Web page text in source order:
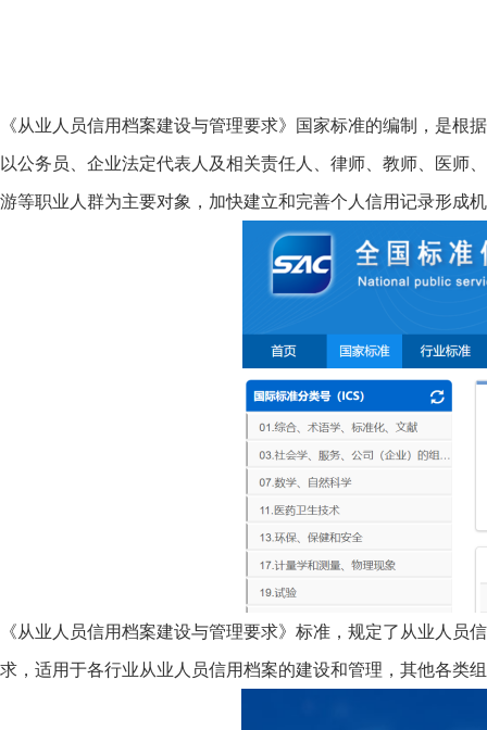
《从业人员信用档案建设与管理要求》国家标准的编制，是根
以公务员、企业法定代表人及相关责任人、律师、教师、医师
游等职业人群为主要对象，加快建立和完善个人信用记录形成
《从业人员信用档案建设与管理要求》标准，规定了从业人
求，适用于各行业从业人员信用档案的建设和管理，其他各类